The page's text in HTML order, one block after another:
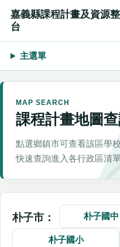
嘉義縣課程計畫及資源
台
主選單
MAP SEARCH
課程計畫地圖
點選鄉鎮市可查看該區學
快速查詢進入各行政區清單
朴子市： 朴子國中
朴子國小